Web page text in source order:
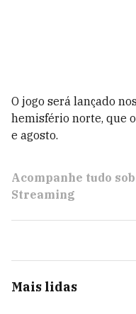
O jogo será lançado
hemisfério norte, que
e agosto.
Acompanhe tudo
Streaming
Mais lidas